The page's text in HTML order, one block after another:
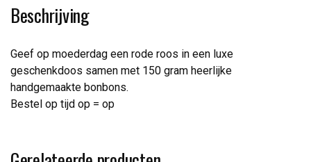
Beschrijving
Geef op moederdag een rode roos in een luxe
geschenkdoos samen met 150 gram heerlijke
handgemaakte bonbons.
Bestel op tijd op = op